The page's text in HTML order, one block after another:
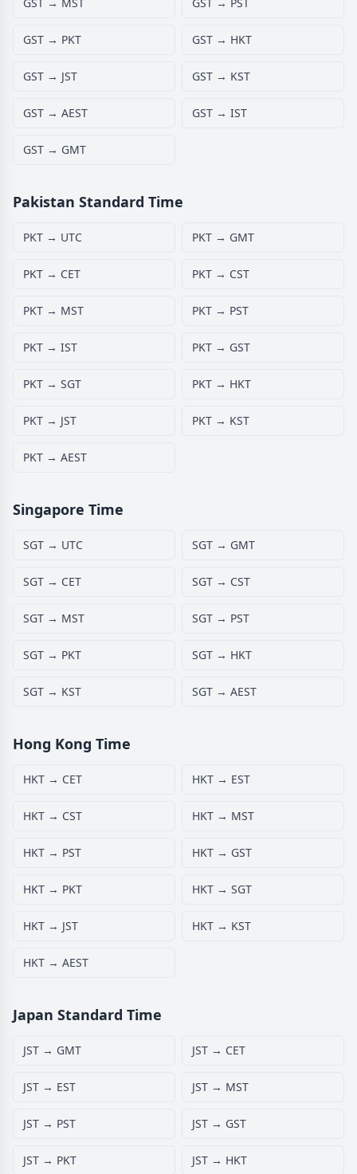
GST → PKT GST → HKT
GST → JST GST → KST
GST → AEST GST → IST
GST → GMT
Pakistan Standard Time
PKT → UTC PKT → GMT
PKT → CET PKT → CST
PKT → MST PKT → PST
PKT → IST PKT → GST
PKT → SGT PKT → HKT
PKT → JST PKT → KST
PKT → AEST
Singapore Time
SGT → UTC SGT → GMT
SGT → CET SGT → CST
SGT → MST SGT → PST
SGT → PKT SGT → HKT
SGT → KST SGT → AEST
Hong Kong Time
HKT → CET HKT → EST
HKT → CST HKT → MST
HKT → PST HKT → GST
HKT → PKT HKT → SGT
HKT → JST HKT → KST
HKT → AEST
Japan Standard Time
JST → GMT JST → CET
JST → EST JST → MST
JST → PST JST → GST
JST → PKT JST → HKT